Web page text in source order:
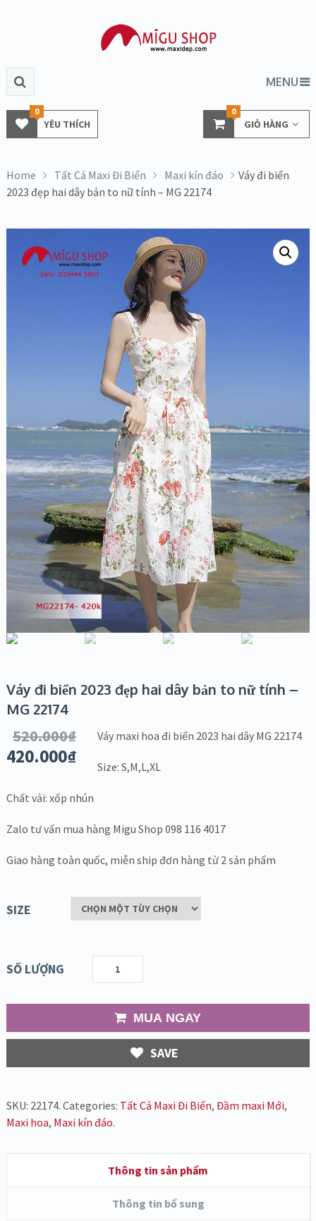
MENU
YÊU THÍCH
0
GIỎ HÀNG
0
Home Tất Cả Maxi Đi Biển Maxi kín đáo
Váy đi biển
2023 đẹp hai dây bản to nữ tính – MG 22174
Váy đi biển 2023 đẹp hai dây bản to nữ tính –
MG 22174
520.000₫
420.000₫
Váy maxi hoa đi biển 2023 hai dây MG 22174
Size: S,M,L,XL
Chất vải: xốp nhún
Zalo tư vấn mua hàng Migu Shop 098 116 4017
Giao hàng toàn quốc, miễn ship đơn hàng từ 2 sản phẩm
SIZE
SỐ LƯỢNG
MUA NGAY
SAVE
SKU: 22174. Categories: Tất Cả Maxi Đi Biển, Đầm maxi Mới,
Maxi hoa, Maxi kín đáo.
Thông tin sản phẩm
Thông tin bổ sung